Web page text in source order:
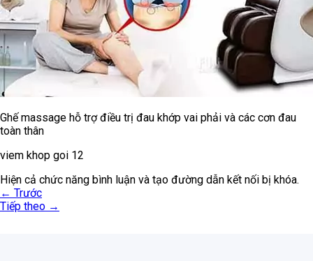
Ghế massage hỗ trợ điều trị đau khớp vai phải và các cơn đau
toàn thân
viem khop goi 12
Hiện cả chức năng bình luận và tạo đường dẫn kết nối bị khóa.
← Trước
Tiếp theo →